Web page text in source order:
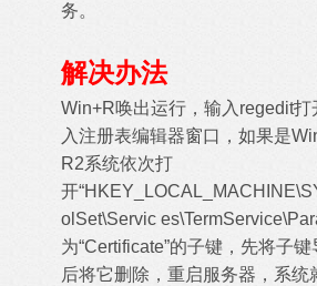
务。
解决办法
Win+R唤出运行，输入regedit
入注册表编辑器窗口，如果是
R2系统依次打
开
olSet\Servic
为“Certificate”的子键，先将子
后将它删除，重启服务器，系统